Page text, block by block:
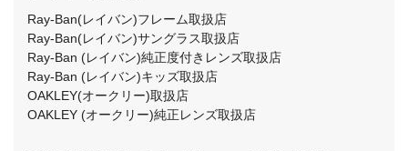
Ray-Ban(レイバン)フレーム取扱店
Ray-Ban(レイバン)サングラス取扱店
Ray-Ban (レイバン)純正度付きレンズ取扱店
Ray-Ban (レイバン)キッズ取扱店
OAKLEY(オークリー)取扱店
OAKLEY (オークリー)純正レンズ取扱店